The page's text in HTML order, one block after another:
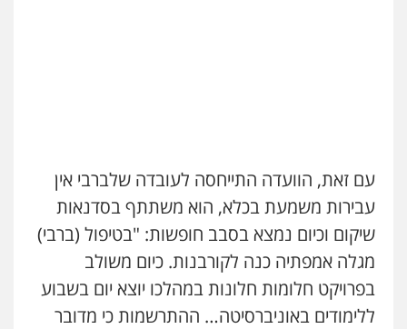
עם זאת, הוועדה התייחסה לעובדה שלברבי אין
עבירות משמעת בכלא, הוא משתתף בסדנאות
שיקום וכיום נמצא בסבב חופשות: "בטיפול (ברבי)
מגלה אמפתיה כנה לקורבנות. כיום משולב
בפרויקט חלומות חלונות במהלכו יוצא יום בשבוע
ללימודים באוניברסיטה… ההתרשמות כי מדובר
פשיעה חמורה פלילי
0524282442
כבריאן, מזר – משרד עורכי דין
פלילי מעצרים וחקירות
0543986802